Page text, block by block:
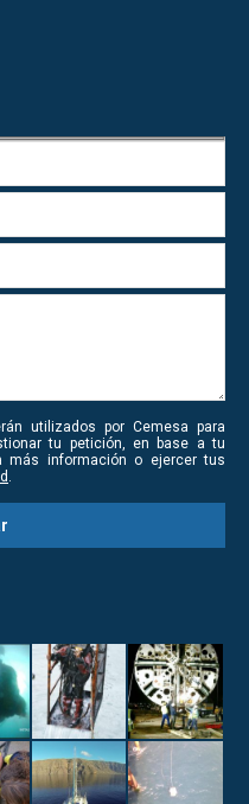
utilizados por Cemesa para
tu petición, en base a tu
más información o ejercer tus
.